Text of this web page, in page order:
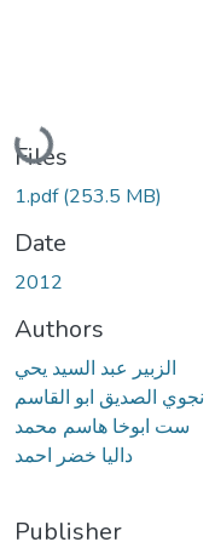
Loading...
Files
1.pdf(253.5 MB)
Date
2012
Authors
الزبير عبد السيد يحي
نجوي الصديق ابو القاسم
ست ابوخا هاسم محمد
داليا خضر احمد
Publisher